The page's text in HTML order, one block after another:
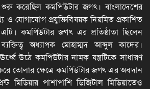
শুরু করেছিল কমপিউটার জগৎ। বাংলাদেশের
ও যোগাযোগ প্রযুক্তিবিষয়ক নিয়মিত প্রকাশিত
কমপিউটার জগৎ এর প্রতিষ্ঠাতা ছিলেন
অধ্যাপক মোহাম্মদ আব্দুল কাদের।
উঠে কমপিউটার নামক যন্ত্রটিকে সাধারণ
তোলার ক্ষেত্রে কমপিউটার জগৎ এর অবদান
মিডিয়ার পাশাপাশি ডিজিটাল মিডিয়াতেও